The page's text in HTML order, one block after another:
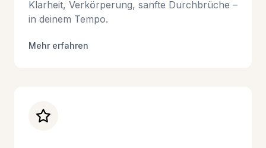
Klarheit, Verkörperung, sanfte Durchbrüche –
in deinem Tempo.
Mehr erfahren